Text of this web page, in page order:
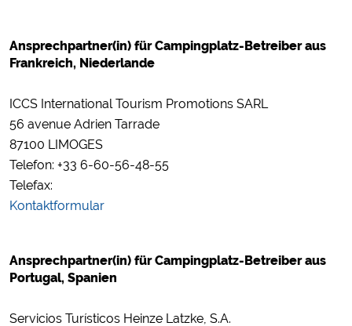
Ansprechpartner(in) für Campingplatz-Betreiber aus
Frankreich, Niederlande
ICCS International Tourism Promotions SARL
56 avenue Adrien Tarrade
87100 LIMOGES
Telefon: +33 6-60-56-48-55
Telefax:
Kontaktformular
Ansprechpartner(in) für Campingplatz-Betreiber aus
Portugal, Spanien
Servicios Turísticos Heinze Latzke, S.A.
siehe Datenschutzerklärung des jeweiligen Anbieters
https://www.facebook.com/about/privacy/
Externe Medien
YouTube (Videos von Campingplätzen)
https://policies.google.com/privacy
Google Maps (Kartensuche, Anfahrt usw.)
https://policies.google.com/privacy
Statistiken